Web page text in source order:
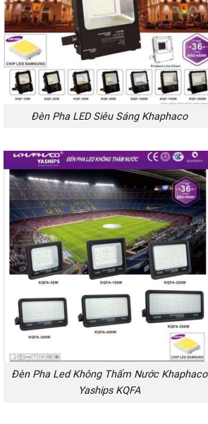
Đèn Pha LED Siêu Sáng Khaphaco
Đèn Pha Led Không Thấm Nước Khaphaco
Yaships KQFA